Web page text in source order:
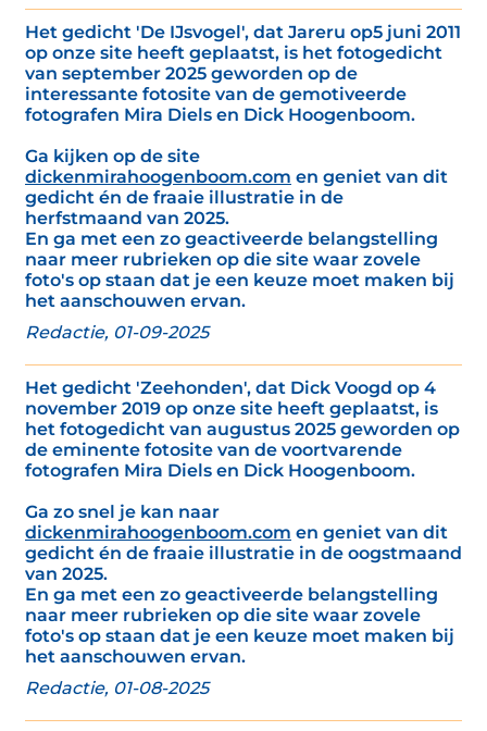
Het gedicht 'De IJsvogel', dat Jareru op5 juni 2011
op onze site heeft geplaatst, is het fotogedicht
van september 2025 geworden op de
interessante fotosite van de gemotiveerde
fotografen Mira Diels en Dick Hoogenboom.
Ga kijken op de site
dickenmirahoogenboom.com en geniet van dit
gedicht én de fraaie illustratie in de
herfstmaand van 2025.
En ga met een zo geactiveerde belangstelling
naar meer rubrieken op die site waar zovele
foto's op staan dat je een keuze moet maken bij
het aanschouwen ervan.
Redactie, 01-09-2025
Het gedicht 'Zeehonden', dat Dick Voogd op 4
november 2019 op onze site heeft geplaatst, is
het fotogedicht van augustus 2025 geworden op
de eminente fotosite van de voortvarende
fotografen Mira Diels en Dick Hoogenboom.
Ga zo snel je kan naar
dickenmirahoogenboom.com en geniet van dit
gedicht én de fraaie illustratie in de oogstmaand
van 2025.
En ga met een zo geactiveerde belangstelling
naar meer rubrieken op die site waar zovele
foto's op staan dat je een keuze moet maken bij
het aanschouwen ervan.
Redactie, 01-08-2025